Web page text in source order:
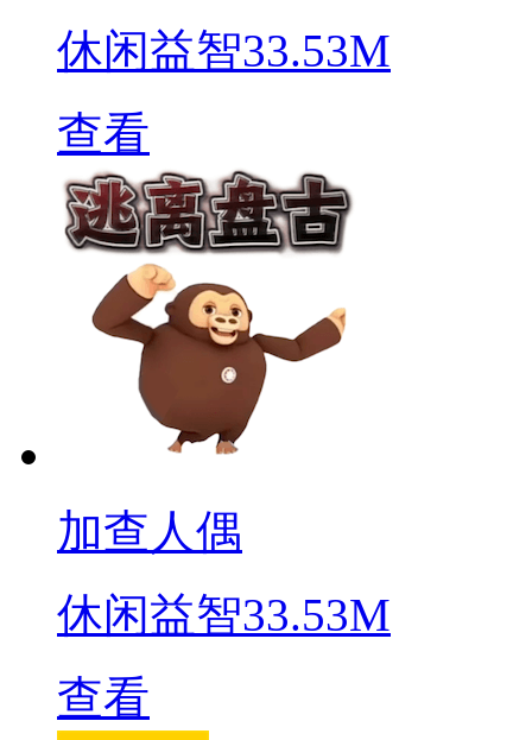
休闲益智33.53M
查看
加查人偶
休闲益智33.53M
查看